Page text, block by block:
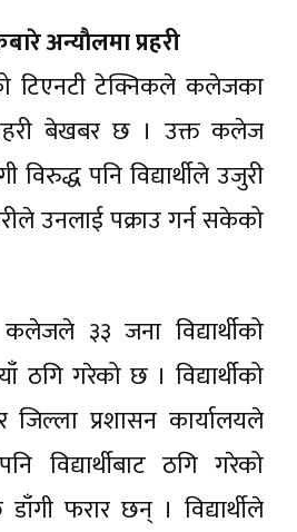
अन्याैलमा प्रहरी
टिएनटी टेक्निकले कलेजका
बेखबर छ । उक्त कलेज
पनि विद्यार्थीले उजुरी
उनलाई पक्राउ गर्न सकेको
३३ जना विद्यार्थीको
गरेको छ । विद्यार्थीको
जिल्ला प्रशासन कार्यालयले
विद्यार्थीबाट ठगि गरेको
फरार छन् । विद्यार्थीले